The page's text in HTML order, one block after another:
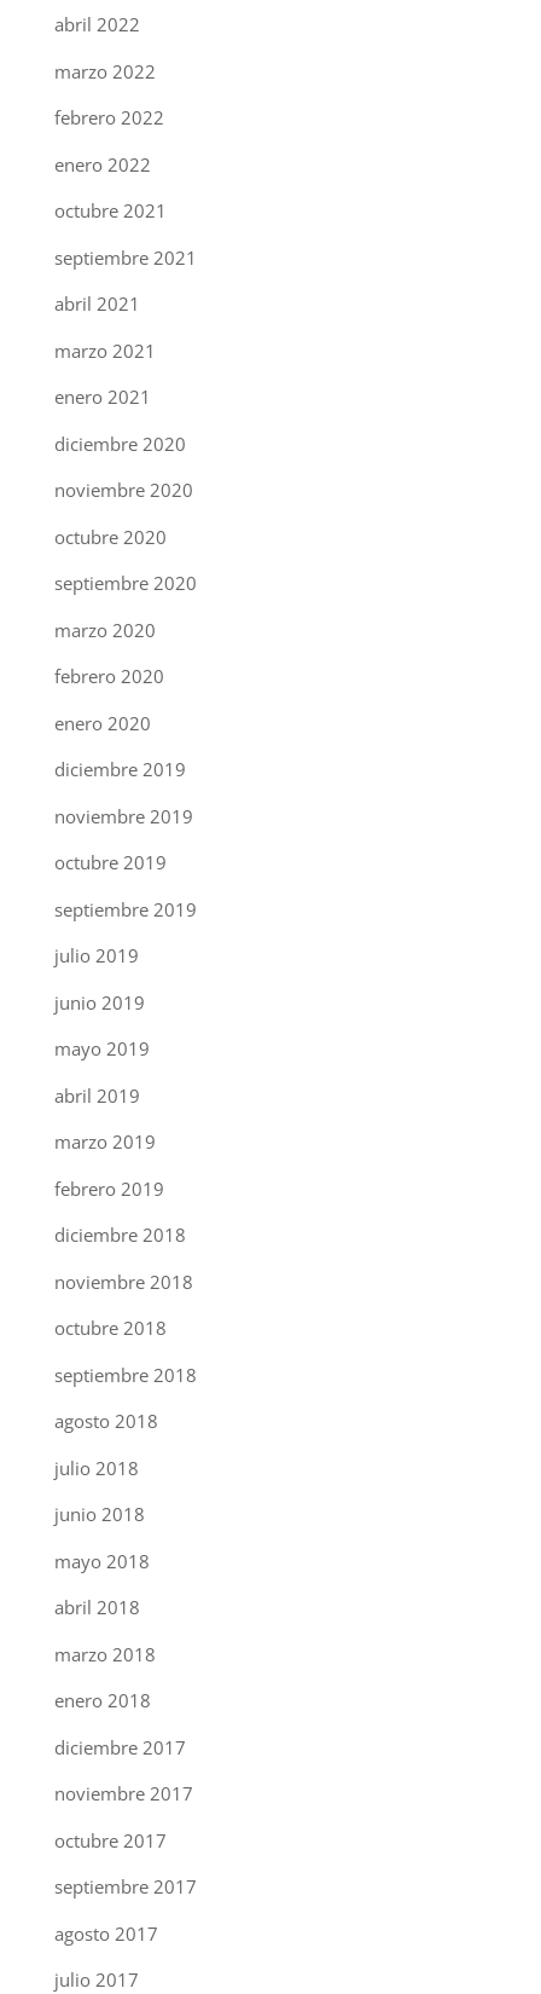
abril 2022
marzo 2022
febrero 2022
enero 2022
octubre 2021
septiembre 2021
abril 2021
marzo 2021
enero 2021
diciembre 2020
noviembre 2020
octubre 2020
septiembre 2020
marzo 2020
febrero 2020
enero 2020
diciembre 2019
noviembre 2019
octubre 2019
septiembre 2019
julio 2019
junio 2019
mayo 2019
abril 2019
marzo 2019
febrero 2019
diciembre 2018
noviembre 2018
octubre 2018
septiembre 2018
agosto 2018
julio 2018
junio 2018
mayo 2018
abril 2018
marzo 2018
enero 2018
diciembre 2017
noviembre 2017
octubre 2017
septiembre 2017
agosto 2017
julio 2017